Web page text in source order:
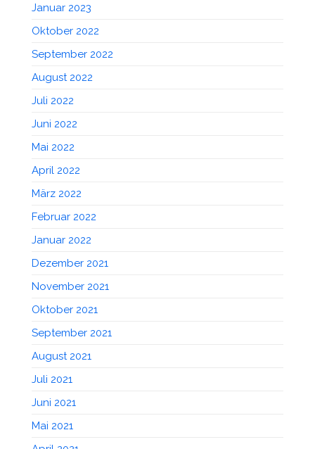
Januar 2023
Oktober 2022
September 2022
August 2022
Juli 2022
Juni 2022
Mai 2022
April 2022
März 2022
Februar 2022
Januar 2022
Dezember 2021
November 2021
Oktober 2021
September 2021
August 2021
Juli 2021
Juni 2021
Mai 2021